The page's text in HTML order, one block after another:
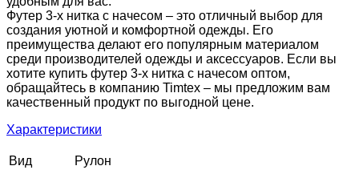
Футер 3-х нитка с начесом – это отличный выбор для
создания уютной и комфортной одежды. Его
преимущества делают его популярным материалом
среди производителей одежды и аксессуаров. Если вы
хотите купить футер 3-х нитка с начесом оптом,
обращайтесь в компанию Timtex – мы предложим вам
качественный продукт по выгодной цене.
Характеристики
Вид Рулон